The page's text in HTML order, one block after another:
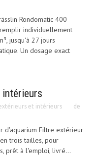
Rondomatic 400
individuellement
jusqu'à 27 jours
Un dosage exact
et intérieurs
de
d'aquarium Filtre extérieur
trois tailles, pour
prêt à l'emploi, livré...